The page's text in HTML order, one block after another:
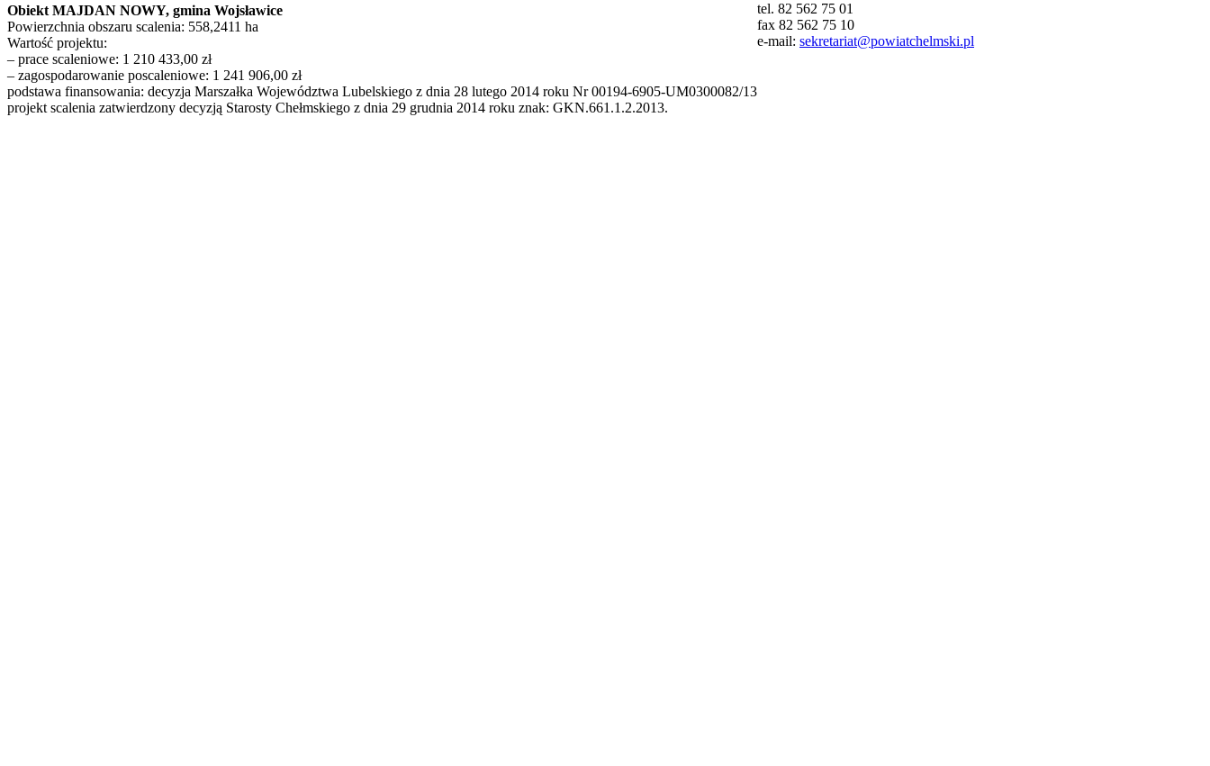
Obiekt MAJDAN NOWY, gmina Wojsławice
Powierzchnia obszaru scalenia: 558,2411 ha
Wartość projektu:
– prace scaleniowe: 1 210 433,00 zł
– zagospodarowanie poscaleniowe: 1 241 906,00 zł
podstawa finansowania: decyzja Marszałka Województwa Lubelskiego z dnia 28 lutego 2014 roku Nr 00194-6905-UM0300082/13
projekt scalenia zatwierdzony decyzją Starosty Chełmskiego z dnia 29 grudnia 2014 roku znak: GKN.661.1.2.2013.
tel. 82 562 75 01
fax 82 562 75 10
e-mail: sekretariat@powiatchelmski.pl